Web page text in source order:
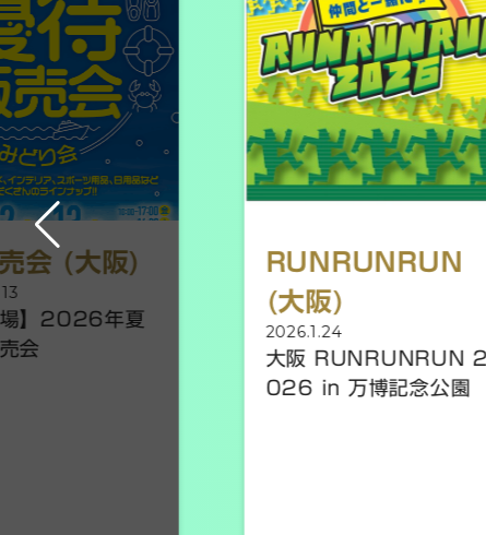
RUNRUNRUN
2026.1.24
大阪 RUNRUNRUN 2
東京
026 in 国営